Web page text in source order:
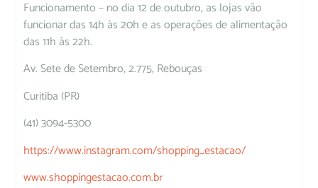
Funcionamento – no dia 12 de outubro, as lojas vão
funcionar das 14h às 20h e as operações de alimentação
das 11h às 22h.
Av. Sete de Setembro, 2.775, Rebouças
Curitiba (PR)
(41) 3094-5300
https://www.instagram.com/shopping_estacao/
www.shoppingestacao.com.br